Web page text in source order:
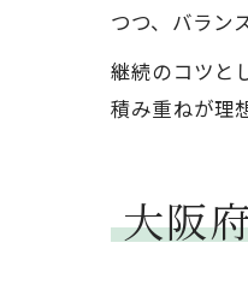
つつ、バラン
継続のコツと
積み重ねが理
大阪